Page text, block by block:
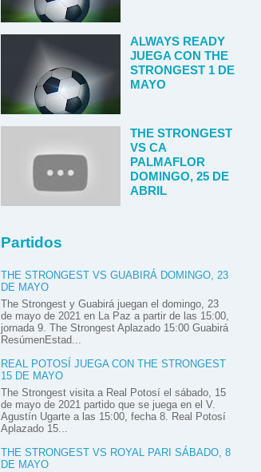
ALWAYS READY
JUEGA CON THE
STRONGEST 1 DE
MAYO
THE STRONGEST
VS CA
PALMAFLOR
DOMINGO, 25 DE
ABRIL
Partidos
THE STRONGEST VS GUABIRÁ DOMINGO, 23
DE MAYO
The Strongest y Guabirá juegan el domingo, 23
de mayo de 2021 en La Paz a partir de las 15:00,
jornada 9. The Strongest Aplazado 15:00 Guabirá
ResúmenEstad...
REAL POTOSÍ JUEGA CON THE STRONGEST
15 DE MAYO
The Strongest visita a Real Potosí el sábado, 15
de mayo de 2021 partido que se juega en el V.
Agustín Ugarte a las 15:00, fecha 8. Real Potosí
Aplazado 15...
THE STRONGEST VS ROYAL PARI SÁBADO, 8
DE MAYO